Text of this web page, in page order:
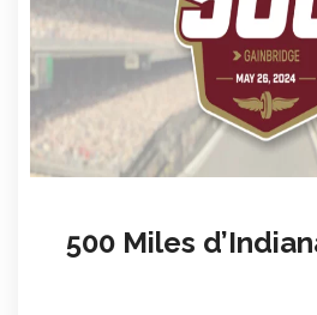
500 Miles